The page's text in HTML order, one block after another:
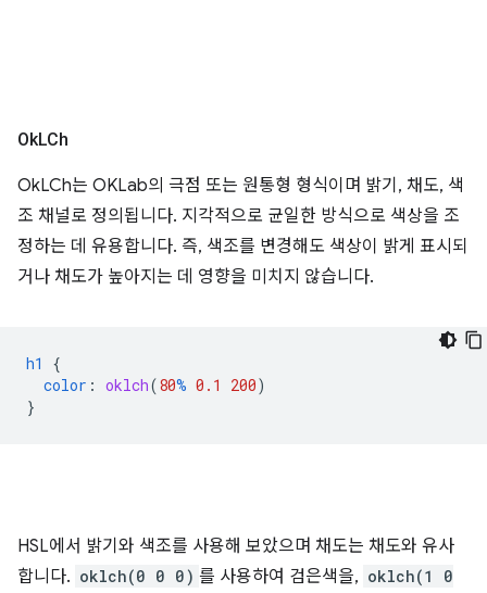
OkLCh
OkLCh는 OKLab의 극점 또는 원통형 형식이며 밝기, 채도, 색
조 채널로 정의됩니다. 지각적으로 균일한 방식으로 색상을 조
정하는 데 유용합니다. 즉, 색조를 변경해도 색상이 밝게 표시되
거나 채도가 높아지는 데 영향을 미치지 않습니다.
h1
{
color : oklch(80% 0.1 200)
}
HSL에서 밝기와 색조를 사용해 보았으며 채도는 채도와 유사
합니다. oklch(0 0 0) 를 사용하여 검은색을, oklch(1 0